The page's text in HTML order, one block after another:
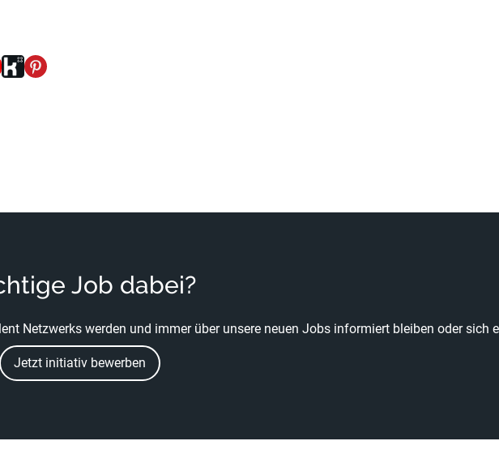
Job dabei?
Netzwerks werden und immer über unsere neuen Jobs informiert bleiben oder sich
Jetzt initiativ bewerben